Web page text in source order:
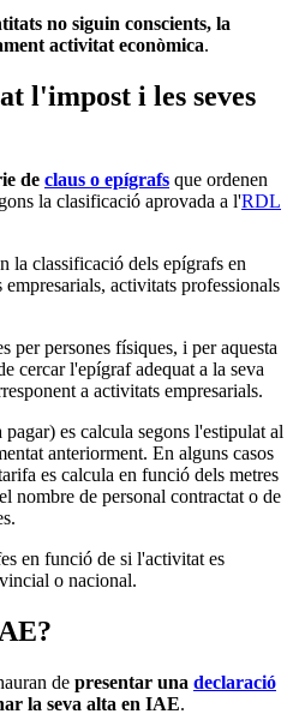
no siguin conscients, la
activitat econòmica.
l'impost i les seves
de claus o epígrafs que ordenen
la clasificació aprovada a l'RDL
la classificació dels epígrafs en
activitats professionals
per persones físiques, i per aquesta
cercar l'epígraf adequat a la seva
a activitats empresarials.
es calcula segons l'estipulat al
anteriorment. En alguns casos
es calcula en funció dels metres
nombre de personal contractat o de
en funció de si l'activitat es
o nacional.
de presentar una declaració
la seva alta en IAE.